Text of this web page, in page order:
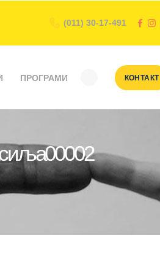
(011) 30-17-491
ПРОГРАМИ КОНТАКТ